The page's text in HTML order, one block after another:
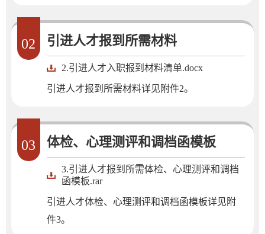
02 引进人才报到所需材料
2.引进人才入职报到材料清单.docx
引进人才报到所需材料详见附件2。
03 体检、心理测评和调档函模板
3.引进人才报到所需体检、心理测评和调档
函模板.rar
引进人才体检、心理测评和调档函模板详见附
件3。